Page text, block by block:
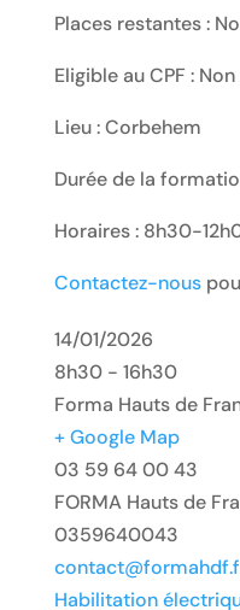
Places restantes :
Eligible au CPF : Non
Lieu : Corbehem
Durée de la
Horaires : 8h30-
Contactez-nous
14/01/2026
8h30 - 16h30
Forma Hauts de
+ Google Map
03 59 64 00 43
FORMA Hauts de
0359640043
Habilitation